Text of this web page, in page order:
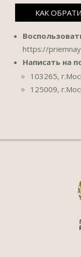
КАК
https://
Написать на
103265,
125009,